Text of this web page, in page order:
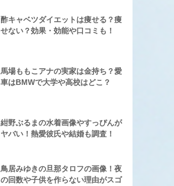
酢キャベツダイエットは痩せる？痩
せない？効果・効能や口コミも！
馬場ももこアナの実家は金持ち？愛
車はBMWで大学や高校はどこ？
紺野ぶるまの水着画像やすっぴんが
ヤバい！熱愛彼氏や結婚も調査！
鳥居みゆきの旦那タロフの画像！夜
の回数や子供を作らない理由がスゴ